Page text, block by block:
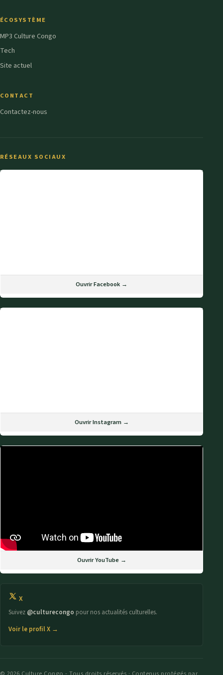
ÉCOSYSTÈME
MP3 Culture Congo
Tech
Site actuel
CONTACT
Contactez-nous
RÉSEAUX SOCIAUX
Ouvrir Facebook →
Ouvrir Instagram →
Ouvrir YouTube →
X
Suivez @culturecongo pour nos actualités culturelles.
Voir le profil X →